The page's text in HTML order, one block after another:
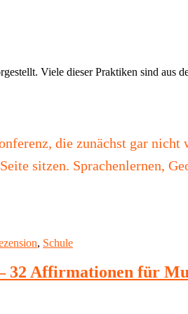
Viele dieser Praktiken sind aus
die zunächst gar nicht
sitzen. Sprachenlernen,
, Schule
32 Affirmationen für